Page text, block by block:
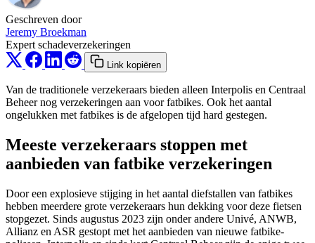
Geschreven door
Jeremy Broekman
Expert schadeverzekeringen
Link kopiëren
Van de traditionele verzekeraars bieden alleen Interpolis en Centraal
Beheer nog verzekeringen aan voor fatbikes. Ook het aantal
ongelukken met fatbikes is de afgelopen tijd hard gestegen.
Meeste verzekeraars stoppen met
aanbieden van fatbike verzekeringen
Door een explosieve stijging in het aantal diefstallen van fatbikes
hebben meerdere grote verzekeraars hun dekking voor deze fietsen
stopgezet. Sinds augustus 2023 zijn onder andere Univé, ANWB,
Allianz en ASR gestopt met het aanbieden van nieuwe fatbike-